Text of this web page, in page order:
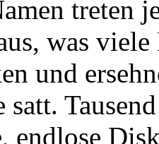
treten
was
und
satt.
endlose